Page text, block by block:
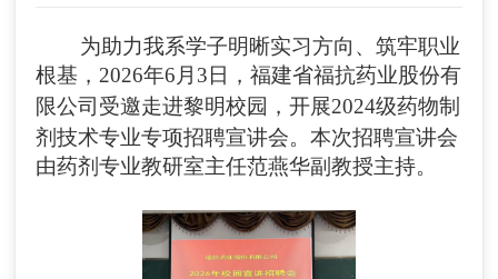
为助力我系学子明晰实习方向、筑牢职业
根基，2026年6月3日 ，福建省福抗药业股份有
限公司 受邀走进黎明校园，开展2024级药物制
剂技术专业专项招聘宣讲会。本次招聘宣讲会
由药剂专业教研室主任范燕华副教授主持。